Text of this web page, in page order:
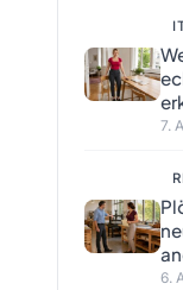
7.
6.